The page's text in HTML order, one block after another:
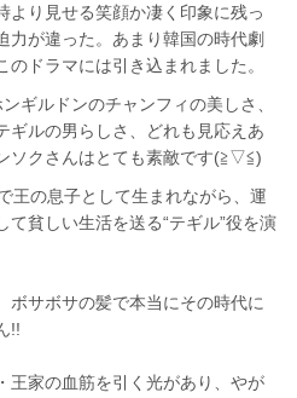
より見せる笑顔か凄く印象に残っ
力が違った。あまり韓国の時代劇
ドラマには引き込まれました。
ギルドンのチャンフィの美しさ、
ギルの男らしさ、どれも見応えあ
ソクさんはとても素敵です(≧▽≦)
王の息子として生まれながら、運
貧しい生活を送る“テギル”役を演
ボサボサの髪で本当にその時代に
!!
王家の血筋を引く光があり、やが